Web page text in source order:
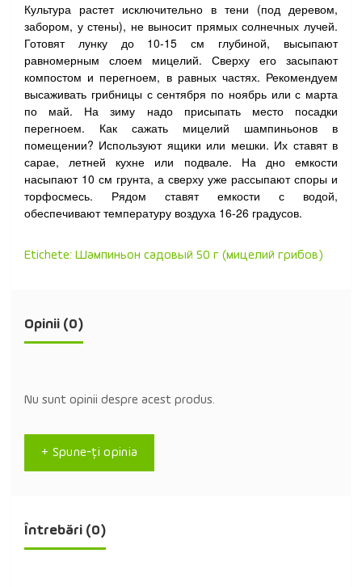
Культура растет исключительно в тени (под деревом,
забором, у стены), не выносит прямых солнечных лучей.
Готовят лунку до 10-15 см глубиной, высыпают
равномерным слоем мицелий. Сверху его засыпают
компостом и перегноем, в равных частях. Рекомендуем
высаживать грибницы с сентября по ноябрь или с марта
по май. На зиму надо присыпать место посадки
перегноем. Как сажать мицелий шампиньонов в
помещении? Используют ящики или мешки. Их ставят в
сарае, летней кухне или подвале. На дно емкости
насыпают 10 см грунта, а сверху уже рассыпают споры и
торфосмесь. Рядом ставят емкости с водой,
обеспечивают температуру воздуха 16-26 градусов.
Etichete: Шампиньон садовый 50 г (мицелий грибов)
Opinii (0)
Nu sunt opinii despre acest produs.
+ Spune-ţi opinia
Întrebări (0)